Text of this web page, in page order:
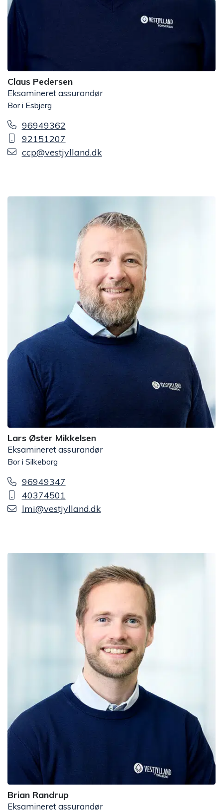
Claus Pedersen
Eksamineret assurandør
Bor i Esbjerg
96949362
92151207
ccp@vestjylland.dk
Lars Øster Mikkelsen
Eksamineret assurandør
Bor i Silkeborg
96949347
40374501
lmi@vestjylland.dk
Brian Randrup
Eksamineret assurandør